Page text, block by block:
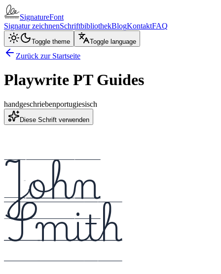
SignatureFont
Signatur zeichnenSchriftbibliothekBlogKontaktFAQ
Toggle theme Toggle language
Zurück zur Startseite
Playwrite PT Guides
handgeschriebenportugiesisch
Diese Schrift verwenden
John
Smith